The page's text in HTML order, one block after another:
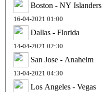
Boston - NY Islanders
16-04-2021 01:00
Dallas - Florida
14-04-2021 02:30
San Jose - Anaheim
13-04-2021 04:30
Los Angeles - Vegas